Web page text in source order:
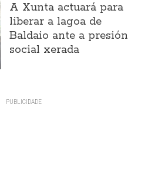
A Xunta actuará para
liberar a lagoa de
Baldaio ante a presión
social xerada